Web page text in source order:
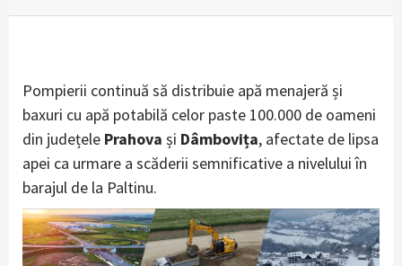
Pompierii continuă să distribuie apă menajeră și
baxuri cu apă potabilă celor paste 100.000 de oameni
din județele Prahova și Dâmbovița, afectate de lipsa
apei ca urmare a scăderii semnificative a nivelului în
barajul de la Paltinu.